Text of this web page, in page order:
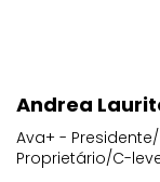
Ava+ -
Proprietário/C-